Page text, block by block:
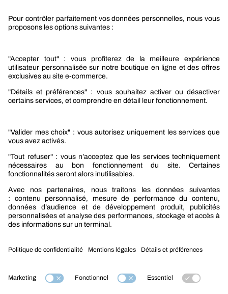
Le groupe Berner
Nos produits
Sélection produits automobile
Sélection produits bâtiment
Promotions
Nouveautés mobilité
Nouveautés construction
CARRIÈRES
NOTRE OFFRE
Entre vous et nous
Nous contacter
Mention légales